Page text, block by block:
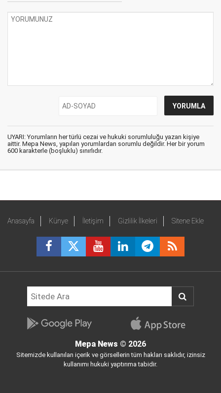
UYARI: Yorumların her türlü cezai ve hukuki sorumluluğu yazan kişiye
aittir. Mepa News, yapılan yorumlardan sorumlu değildir. Her bir yorum
600 karakterle (boşluklu) sınırlıdır.
Anasayfa Künye İletişim Gizlilik İlkeleri Sitene Ekle
Mepa News © 2026
Sitemizde kullanılan içerik ve görsellerin tüm hakları saklıdır, izinsiz
kullanımı hukuki yaptırıma tabidir.